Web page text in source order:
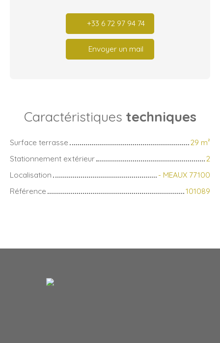
+33 6 72 97 94 74
Envoyer un mail
Caractéristiques techniques
Surface terrasse 29 m²
Stationnement extérieur
2
Localisation
- MEAUX 77100
Référence
101089